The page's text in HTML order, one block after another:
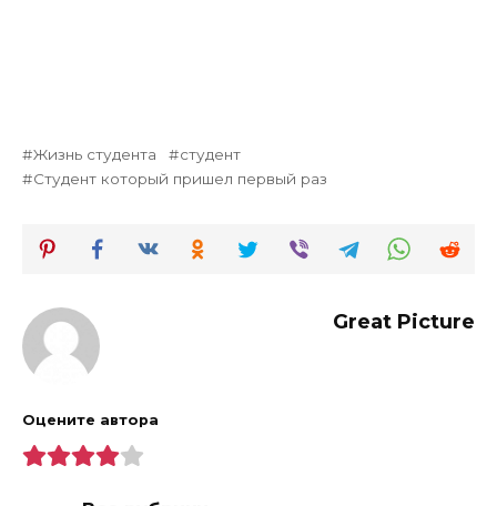
Жизнь студента
студент
Студент который пришел первый раз
Great Picture
Оцените автора